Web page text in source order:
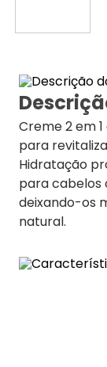
Creme 2 em
para
Hidratação
para cabelos
deixando-os
natural.